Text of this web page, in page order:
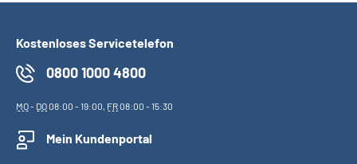
Kostenloses Servicetelefon
0800 1000 4800
MO- DO08:00 - 19:00, FR08:00 - 15:30
Mein Kundenportal